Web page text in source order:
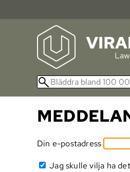
Din e-postadress
Jag skulle vilja ha